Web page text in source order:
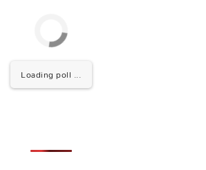
Loading poll ...